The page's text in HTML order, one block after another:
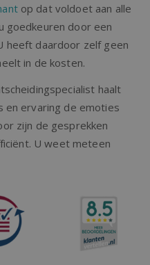
op dat voldoet aan alle
goedkeuren door een
heeft daardoor zelf geen
in de kosten.
haalt
en ervaring de emoties
zijn de gesprekken
U weet meteen